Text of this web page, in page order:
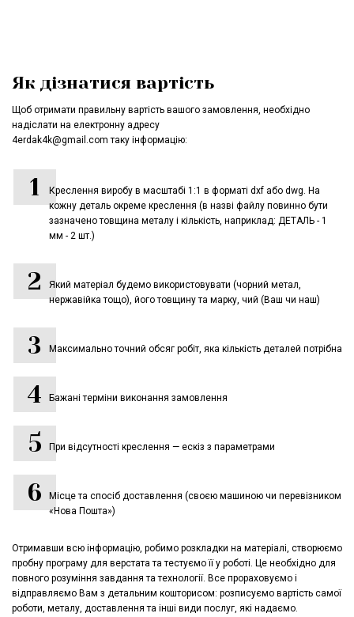
Як дізнатися вартість
Щоб отримати правильну вартість вашого замовлення, необхідно
надіслати на електронну адресу
4erdak4k@gmail.com таку інформацію:
Креслення виробу в масштабі 1:1 в форматі dxf або dwg. На
кожну деталь окреме креслення (в назві файлу повинно бути
зазначено товщина металу і кількість, наприклад: ДЕТАЛЬ - 1
мм - 2 шт.)
Який матеріал будемо використовувати (чорний метал,
нержавійка тощо), його товщину та марку, чий (Ваш чи наш)
Максимально точний обсяг робіт, яка кількість деталей потрібна
Бажані терміни виконання замовлення
При відсутності креслення — ескіз з параметрами
Місце та спосіб доставлення (своєю машиною чи перевізником
«Нова Пошта»)
Отримавши всю інформацію, робимо розкладки на матеріалі, створюємо
пробну програму для верстата та тестуємо її у роботі. Це необхідно для
повного розуміння завдання та технології. Все прораховуємо і
відправляємо Вам з детальним кошторисом: розписуємо вартість самої
роботи, металу, доставлення та інші види послуг, які надаємо.